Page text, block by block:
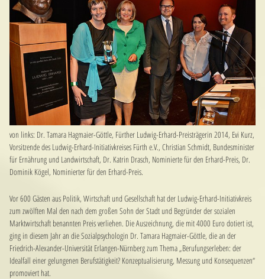
von links: Dr. Tamara Hagmaier-Göttle, Fürther Ludwig-Erhard-Preisträgerin 2014, Evi Kurz,
Vorsitzende des Ludwig-Erhard-Initiativkreises Fürth e.V., Christian Schmidt, Bundesminister
für Ernährung und Landwirtschaft, Dr. Katrin Drasch, Nominierte für den Erhard-Preis, Dr.
Dominik Kögel, Nominierter für den Erhard-Preis.
Vor 600 Gästen aus Politik, Wirtschaft und Gesellschaft hat der Ludwig-Erhard-Initiativkreis
zum zwölften Mal den nach dem großen Sohn der Stadt und Begründer der sozialen
Marktwirtschaft benannten Preis verliehen. Die Auszeichnung, die mit 4000 Euro dotiert ist,
ging in diesem Jahr an die Sozialpsychologin Dr. Tamara Hagmaier-Göttle, die an der
Friedrich-Alexander-Universität Erlangen-Nürnberg zum Thema „Berufungserleben: der
Idealfall einer gelungenen Berufstätigkeit? Konzeptualisierung, Messung und Konsequenzen“
promoviert hat.